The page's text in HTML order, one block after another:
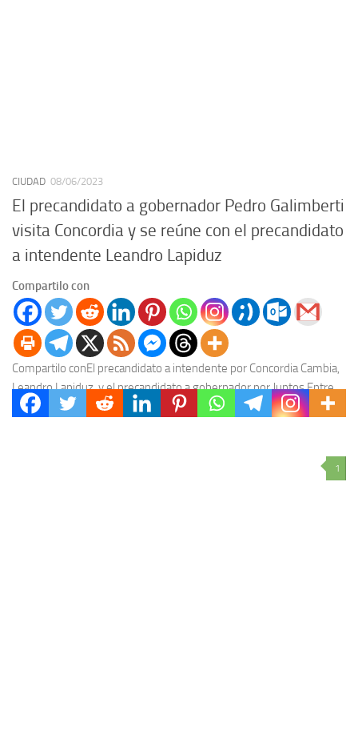
CIUDAD 08/06/2023
El precandidato a gobernador Pedro Galimberti
visita Concordia y se reúne con el precandidato
a intendente Leandro Lapiduz
Compartilo con
Compartilo conEl precandidato a intendente por Concordia Cambia,
Leandro Lapiduz, y el precandidato a gobernador por Juntos Entre
Ríos Cambia, el diputado nacional Pedro Galimberti,...
1